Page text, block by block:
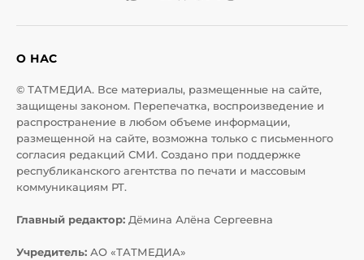
О НАС
© ТАТМЕДИА. Все материалы, размещенные на сайте,
защищены законом. Перепечатка, воспроизведение и
распространение в любом объеме информации,
размещенной на сайте, возможна только с письменного
согласия редакций СМИ. Создано при поддержке
республиканского агентства по печати и массовым
коммуникациям РТ.
Главный редактор: Дёмина Алёна Сергеевна
Учредитель: АО «ТАТМЕДИА»